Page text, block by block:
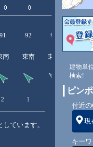
91 92 93
南 東南 東南
2 1
ています。
建物単
検索!
ピン
付近
現
キー